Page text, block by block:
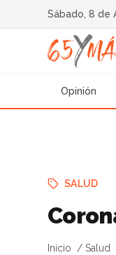
Sábado, 8 de
Opinión
SALUD
Inicio Salud